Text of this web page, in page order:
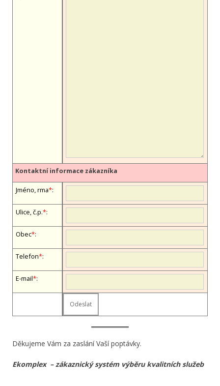
Kontaktní informace zákazníka
Jméno, firma*:
Ulice, č.p.*:
Obec*:
Telefon*:
E-mail*:
Děkujeme Vám za zaslání Vaší poptávky.
Ekomplex – zákaznický systém výběru kvalitních služeb